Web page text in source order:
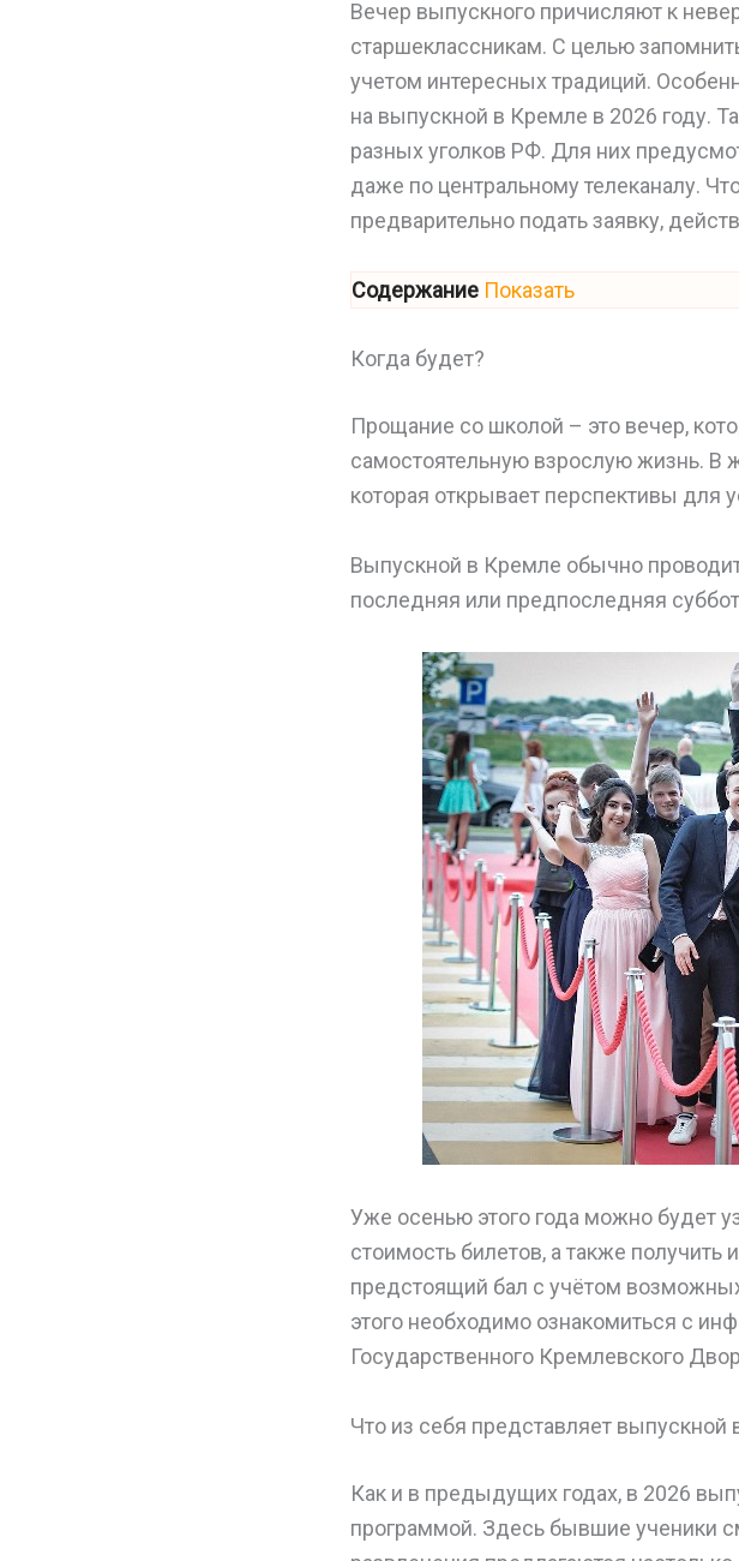
Вечер выпускного причисляют к
старшеклассникам. С целью
учетом интересных традиций.
на выпускной в Кремле в 2026 году.
разных уголков РФ. Для них
даже по центральному телеканалу.
предварительно подать заявку,
Содержание Показать
Когда будет?
Прощание со школой – это вечер,
самостоятельную взрослую жизнь. В
которая открывает перспективы для
Выпускной в Кремле обычно
последняя или предпоследняя
Уже осенью этого года можно будет
стоимость билетов, а также получить
предстоящий бал с учётом
этого необходимо ознакомиться с
Государственного Кремлевского
Что из себя представляет выпускной
Как и в предыдущих годах, в 2026
программой. Здесь бывшие ученики